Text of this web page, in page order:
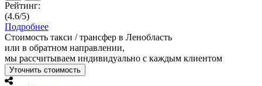
Рейтинг:
(4.6/5)
Подробнее
Стоимость такси / трансфер в Ленобласть
или в обратном направлении,
мы рассчитываем индивидуально с каждым клиентом
Уточнить стоимость